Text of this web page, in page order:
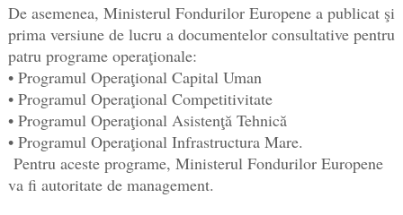
De asemenea, Ministerul Fondurilor Europene a publicat şi
prima versiune de lucru a documentelor consultative pentru
patru programe operaţionale:
• Programul Operaţional Capital Uman
• Programul Operaţional Competitivitate
• Programul Operaţional Asistenţă Tehnică
• Programul Operaţional Infrastructura Mare.
Pentru aceste programe, Ministerul Fondurilor Europene
va fi autoritate de management.